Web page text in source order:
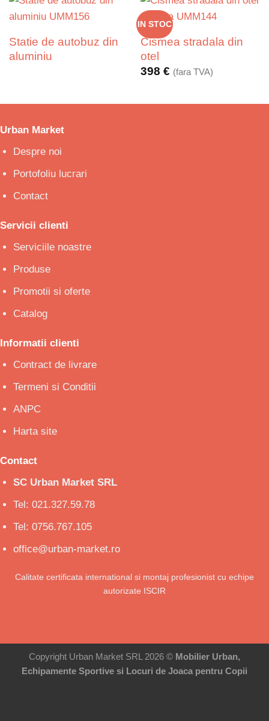
Statie de autobuz din
aluminiu
IN STOC
Cismea stradala din
otel
398 € (fara TVA)
Urban Market
Despre noi
Portofoliu lucrari
Contact
Servicii clienti
Serviciile noastre
Produse
Promotii si oferte
Catalog
Informatii clienti
Contract de livrare
Termeni si Conditii
ANPC
Harta site
Contact
SC Urban Market SRL
Tel: 021.327.59.78
Tel: 0756.767.105
office@urban-market.ro
Calitate certificata international si montaj profesionist cu echipe
autorizate ISCIR
Copyright Urban Market SRL 2026 © Mobilier Urban,
Echipamente Sportive si Locuri de Joaca pentru Copii